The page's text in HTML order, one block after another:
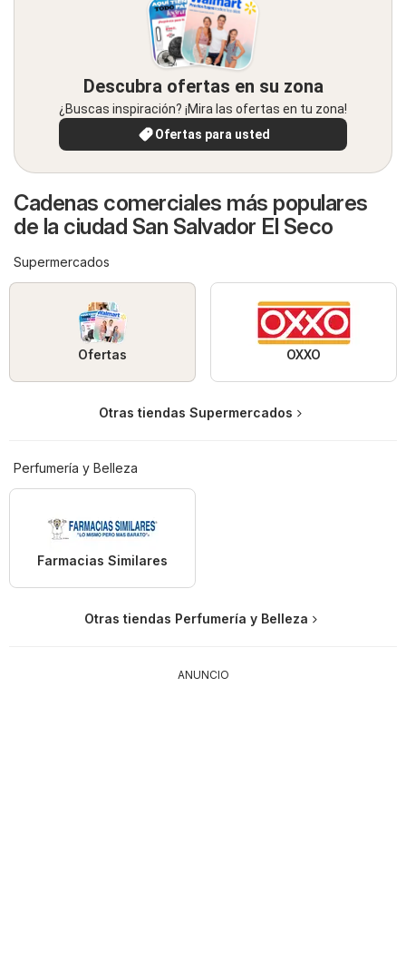
Descubra ofertas en su zona
¿Buscas inspiración? ¡Mira las ofertas en tu zona!
Ofertas para usted
Cadenas comerciales más populares
de la ciudad San Salvador El Seco
Supermercados
Ofertas OXXO
Otras tiendas Supermercados
Perfumería y Belleza
Farmacias Similares
Otras tiendas Perfumería y Belleza
ANUNCIO